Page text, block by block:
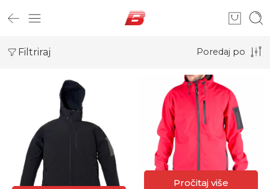
Filtriraj Poredaj po
Pročitaj više